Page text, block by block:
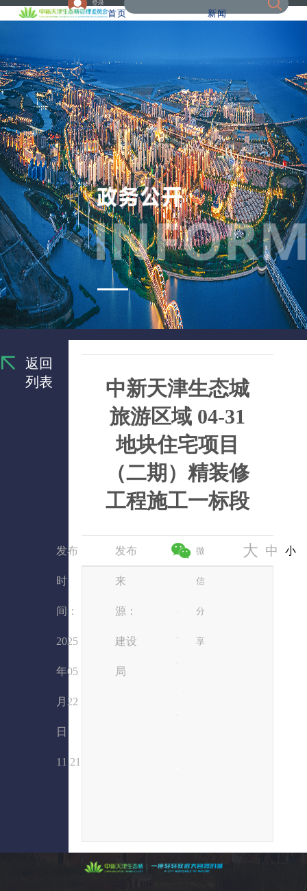
登录
首页 新闻
返回
列表
中新天津生态城
旅游区域 04-31
地块住宅项目
（二期）精装修
工程施工一标段
发布
时
间：
2025
年05
月22
日
11:21
发布
来
源：
建设
局
微
信
分
享
大 中 小